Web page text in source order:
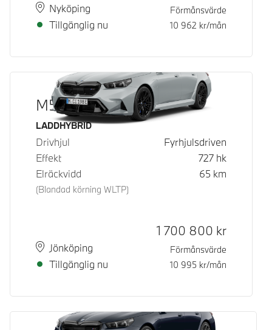
PlatsNyköping
Leveranstid
Tillgänglig nu
Förmånsvärde
10 962 kr/mån
M5 Touring
Bränsle
LADDHYBRID
Drivhjul
Fyrhjulsdriven
Effekt
727 hk
Elräckvidd
(Blandad körning WLTP)
65 km
PlatsJönköping
Leveranstid
Tillgänglig nu
Kontantpris
1 700 800 kr
Förmånsvärde
10 995 kr/mån